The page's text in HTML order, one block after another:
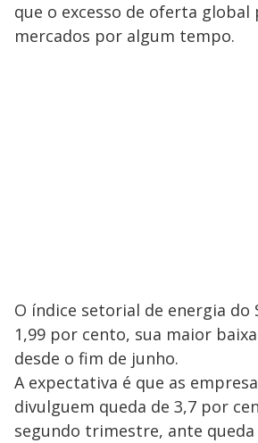
que o excesso de oferta global
mercados por algum tempo.
O índice setorial de energia do
1,99 por cento, sua maior
desde o fim de junho.
A expectativa é que as
divulguem queda de 3,7 por
segundo trimestre, ante